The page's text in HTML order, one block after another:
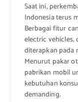
Saat ini,
Indonesia terus
Berbagai fitur
electric vehicles,
diterapkan pada
Menurut pakar
pabrikan mobil
kebutuhan
demanding.